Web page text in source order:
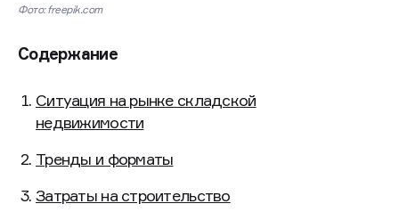
Ситуация на рынке складской